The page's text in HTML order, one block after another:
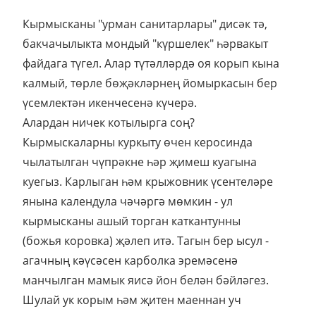
Кырмысканы "урман санитарлары" дисәк тә,
бакчачылыкта мондый "күршелек" һәрвакыт
файдага түгел. Алар түтәлләрдә оя корып кына
калмый, төрле бөҗәкләрнең йомыркасын бер
үсемлектән икенчесенә күчерә.
Алардан ничек котылырга соң?
Кырмыскаларны куркыту өчен керосинда
чылатылган чүпрәкне һәр җимеш куагына
куегыз. Карлыган һәм крыжовник үсентеләре
янына календула чәчәргә мөмкин - ул
кырмысканы ашый торган каткантунны
(божья коровка) җәлеп итә. Тагын бер ысул -
агачның кәүсәсен карболка эремәсенә
манчылган мамык яисә йон белән бәйләгез.
Шулай ук корым һәм җитен маеннан уч